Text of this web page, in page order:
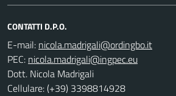
CONTATTI D.P.O.
E-mail:
PEC:
Dott. Nicola Madrigali
Cellulare: (+39) 3398814928